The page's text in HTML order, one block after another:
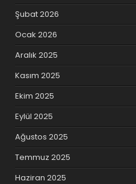
Şubat 2026
Ocak 2026
Aralık 2025
Kasım 2025
Ekim 2025
Eylül 2025
Ağustos 2025
Temmuz 2025
Haziran 2025